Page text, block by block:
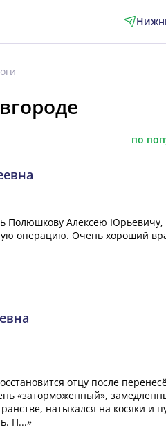
по
Полюшкову Алексею Юрьевичу,
операцию. Очень хороший
отцу после
«заторможенный»,
натыкался на косяки и
П...»